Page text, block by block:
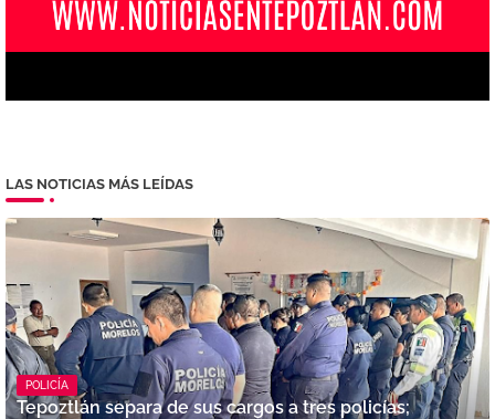
LAS NOTICIAS MÁS LEÍDAS
POLICÍA
Tepoztlán separa de sus cargos a tres policías;